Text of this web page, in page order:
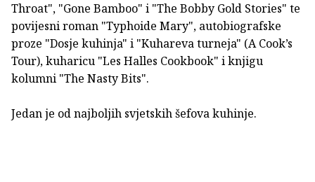
Throat", "Gone Bamboo" i "The Bobby Gold Stories" te
povijesni roman "Typhoide Mary", autobiografske
proze "Dosje kuhinja" i "Kuhareva turneja" (A Cook’s
Tour), kuharicu "Les Halles Cookbook" i knjigu
kolumni "The Nasty Bits".
Jedan je od najboljih svjetskih šefova kuhinje.